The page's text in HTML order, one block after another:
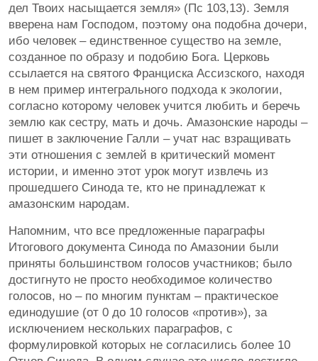
дел Твоих насыщается земля» (Пс 103,13). Земля
вверена нам Господом, поэтому она подобна дочери,
ибо человек – единственное существо на земле,
созданное по образу и подобию Бога. Церковь
ссылается на святого Франциска Ассизского, находя
в нем пример интегрального подхода к экологии,
согласно которому человек учится любить и беречь
землю как сестру, мать и дочь. Амазонские народы –
пишет в заключение Галли – учат нас взращивать
эти отношения с землей в критический момент
истории, и именно этот урок могут извлечь из
прошедшего Синода те, кто не принадлежат к
амазонским народам.
Напомним, что все предложенные параграфы
Итогового документа Синода по Амазонии были
приняты большинством голосов участников; было
достигнуто не просто необходимое количество
голосов, но – по многим пунктам – практическое
единодушие (от 0 до 10 голосов «против»), за
исключением нескольких параграфов, с
формулировкой которых не согласились более 10